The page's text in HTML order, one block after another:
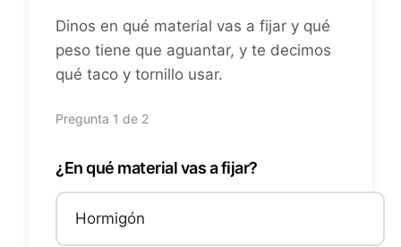
Dinos en qué material vas a fijar y qué
peso tiene que aguantar, y te decimos
qué taco y tornillo usar.
Pregunta 1 de 2
¿En qué material vas a fijar?
Hormigón